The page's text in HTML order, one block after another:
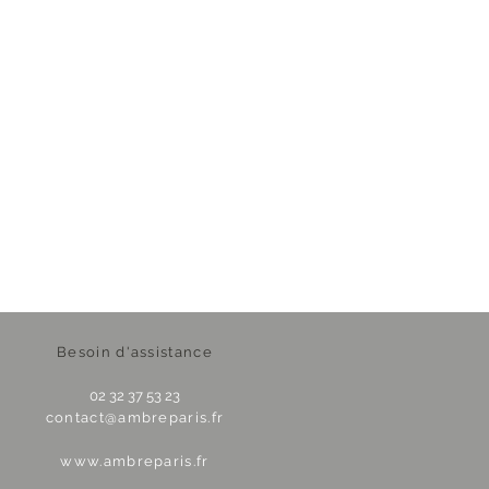
Besoin d'assistance
02 32 37 53 23
contact@ambreparis.fr
www.ambreparis.fr